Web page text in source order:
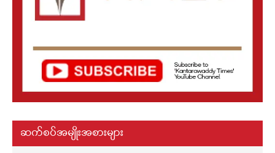
ဆက်စပ်အမျိုးအစားများ